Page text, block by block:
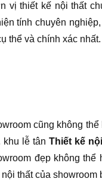
vị thiết kế nội thất
tính chuyên
thể và chính xác nhất.
cũng không
lễ tân Thiết kế
đẹp không thể
thất của showroom